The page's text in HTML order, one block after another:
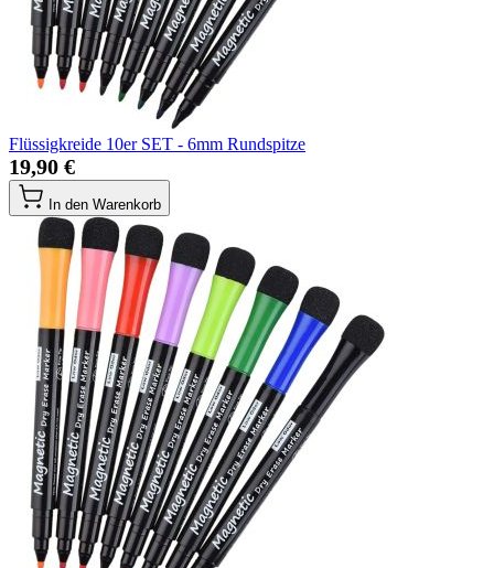
Flüssigkreide 10er SET - 6mm Rundspitze
19,90 €
In den Warenkorb